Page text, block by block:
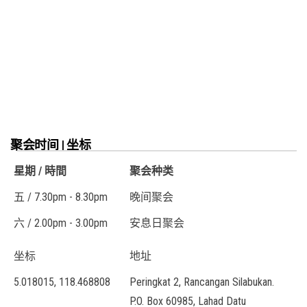
聚会时间 | 坐标
星期 / 時間
聚会种类
五 / 7.30pm - 8.30pm
晚间聚会
六 / 2.00pm - 3.00pm
安息日聚会
坐标
地址
5.018015, 118.468808
Peringkat 2, Rancangan Silabukan.
P.O. Box 60985, Lahad Datu